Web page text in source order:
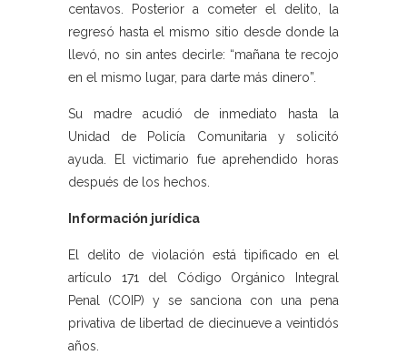
centavos. Posterior a cometer el delito, la
regresó hasta el mismo sitio desde donde la
llevó, no sin antes decirle: “mañana te recojo
en el mismo lugar, para darte más dinero”.
Su madre acudió de inmediato hasta la
Unidad de Policía Comunitaria y solicitó
ayuda. El victimario fue aprehendido horas
después de los hechos.
Información jurídica
El delito de violación está tipificado en el
artículo 171 del Código Orgánico Integral
Penal (COIP) y se sanciona con una pena
privativa de libertad de diecinueve a veintidós
años.